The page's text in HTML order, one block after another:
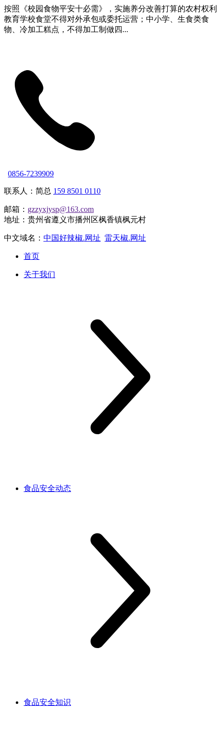
按照《校园食物平安十必需》，实施养分改善打算的农村权利
教育学校食堂不得对外承包或委托运营；中小学、生食类食
物、冷加工糕点，不得加工制做四...
0856-7239909
联系人：简总 159 8501 0110
邮箱： gzzyxjysp@163.com
地址：贵州省遵义市播州区枫香镇枫元村
中文域名： 中国好辣椒.网址 雷天椒.网址
首页
关于我们
食品安全动态
食品安全知识